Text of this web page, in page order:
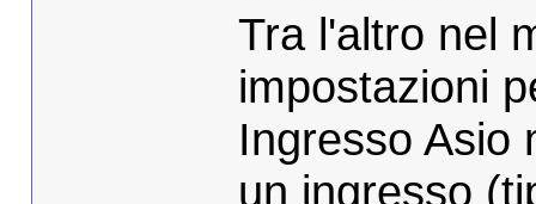
Tra l'altro nel
impostazioni
Ingresso Asio
un ingresso